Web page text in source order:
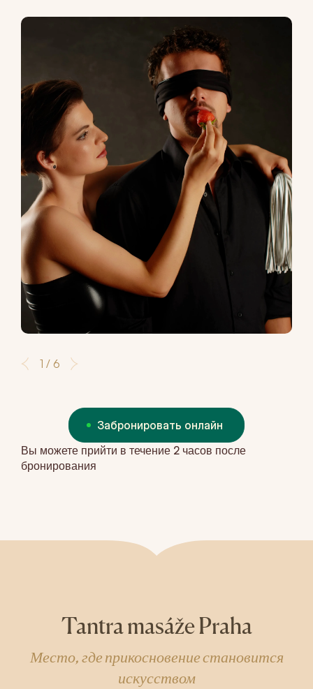
1 / 6
Забронировать онлайн
Вы можете прийти в течение 2 часов после
бронирования
Tantra masáže Praha
Место, где прикосновение становится
искусством